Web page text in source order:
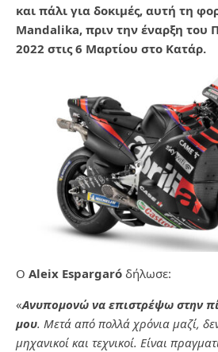
και πάλι για δοκιμές, αυτή τη
Mandalika, πριν την έναρξη του
2022 στις 6 Μαρτίου στο Κατάρ.
Ο Aleix Espargaró δήλωσε:
«Ανυπομονώ να επιστρέψω στην
μου. Μετά από πολλά χρόνια μαζί,
μηχανικοί και τεχνικοί. Είναι